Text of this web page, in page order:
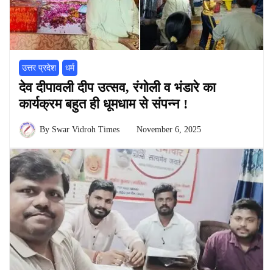
उत्तर प्रदेश धर्म
देव दीपावली दीप उत्सव, रंगोली व भंडारे का
कार्यक्रम बहुत ही धूमधाम से संपन्न !
By Swar Vidroh Times November 6, 2025